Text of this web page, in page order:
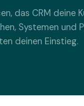
das CRM deine
Systemen und
deinen Einstieg.